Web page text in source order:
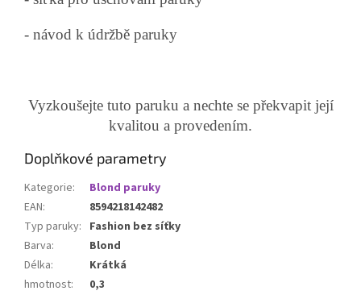
- návod k údržbě paruky
Vyzkoušejte tuto paruku a nechte se překvapit její
kvalitou a provedením.
Doplňkové parametry
Kategorie:
Blond paruky
EAN:
8594218142482
Typ paruky: Fashion bez síťky
Barva:
Blond
Délka:
Krátká
hmotnost:
0,3